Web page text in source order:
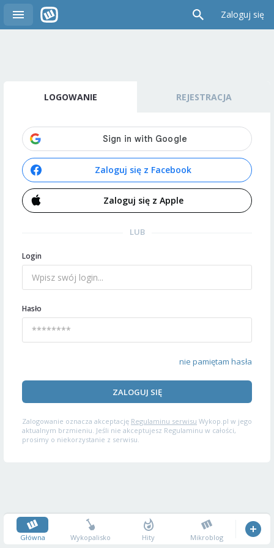
Zaloguj się
LOGOWANIE REJESTRACJA
Zaloguj się z Facebook
Zaloguj się z Apple
LUB
Login
Hasło
nie pamiętam hasła
ZALOGUJ SIĘ
Zalogowanie oznacza akceptację Regulaminu serwisu Wykop.pl w jego
aktualnym brzmieniu. Jeśli nie akceptujesz Regulaminu w całości,
prosimy o niekorzystanie z serwisu.
Główna Wykopalisko Hity Mikroblog